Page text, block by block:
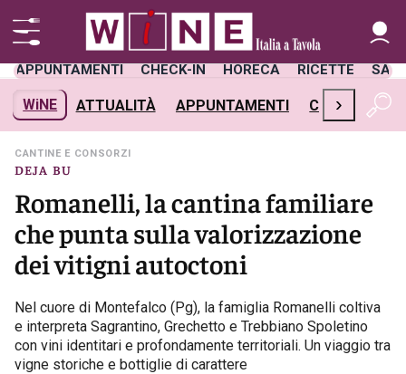
APPUNTAMENTI CHECK-IN HORECA RICETTE
WiNE ATTUALITÀ APPUNTAMENTI CHECK-IN
›
DEJA BU
CANTINE E CONSORZI
Romanelli, la cantina familiare
che punta sulla valorizzazione
dei vitigni autoctoni
Nel cuore di Montefalco (Pg), la famiglia Romanelli coltiva
e interpreta Sagrantino, Grechetto e Trebbiano Spoletino
con vini identitari e profondamente territoriali. Un viaggio tra
vigne storiche e bottiglie di carattere